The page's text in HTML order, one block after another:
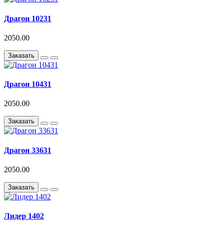
Драгон 10231
2050.00
Заказать
Драгон 10431
2050.00
Заказать
Драгон 33631
2050.00
Заказать
Лидер 1402